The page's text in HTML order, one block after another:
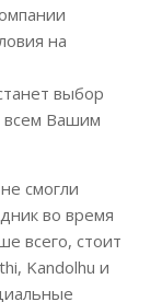
на
выбор
всем Вашим
смогли
во время
всего, стоит
Kandolhu и